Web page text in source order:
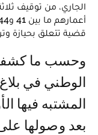
الجاري، من توقيف
قضية تتعلق بحيازة
وحسب ما كشفته المديرية العامة للأمن
الوطني في
المشتبه فيها
بعد وصولها